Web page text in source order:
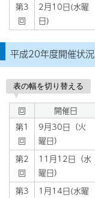
第3
回
2月10日(水曜
日)
平成20年度開催状況
表の幅を切り替える
回 開催日
第1
回
9月30日（火
曜日）
第2
回
11月12日（水
曜日）
第3
1月14日(水曜